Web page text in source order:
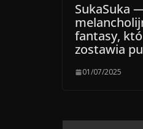
SukaSuka
fantasy,
zostawia
01/07/2025